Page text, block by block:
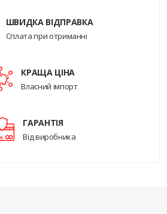
ШВИДКА ВІДПРАВКА
Сплата при отриманні
КРАЩА ЦІНА
Власний імпорт
ГАРАНТІЯ
Від виробника